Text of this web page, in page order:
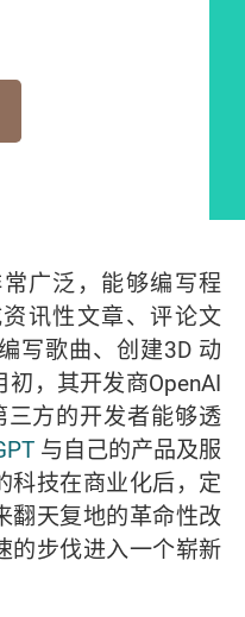
广泛，能够编写程
讯性文章、评论文
写歌曲、创建3D 动
，其开发商OpenAI
三方的开发者能够透
与自己的产品及服
科技在商业化后，定
翻天复地的革命性改
的步伐进入一个崭新